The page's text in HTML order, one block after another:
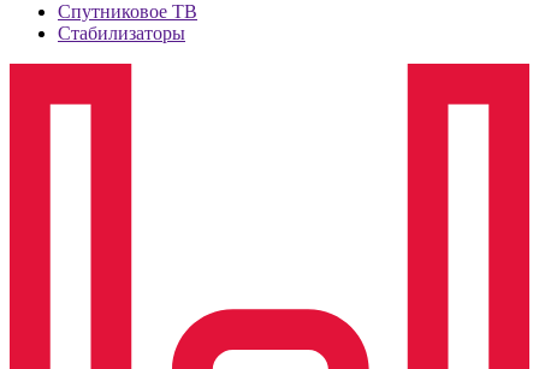
Спутниковое ТВ
Стабилизаторы